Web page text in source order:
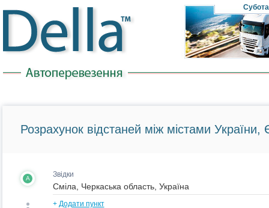
Субота
Розрахунок відстаней між містами України,
A Звідки
+ Додати пункт